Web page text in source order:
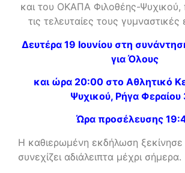
και του ΟΚΑΠΑ Φιλοθέης-Ψυχικού,
τις τελευταίες τους γυμναστικές
Δευτέρα 19 Ιουνίου στη σ
για Όλους
και ώρα 20:00 στο Αθλητικό
Ψυχικού, Ρήγα Φεραίου
Ώρα προσέλευσης
Η καθιερωμένη εκδήλωση ξεκίνησε
συνεχίζει αδιάλειπτα μέχρι σήμερα.